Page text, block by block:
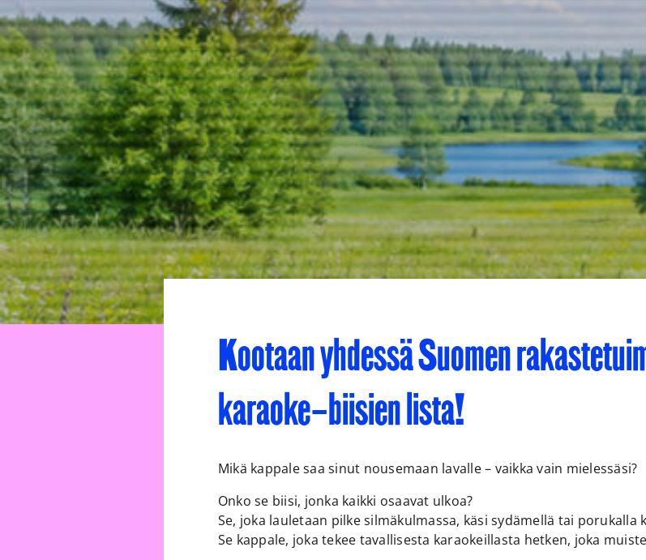
Kootaan yhdessä Suomen
karaoke‑biisien lista!
Mikä kappale saa sinut nousemaan lavalle – vaikka vain mielessäsi?
Onko se biisi, jonka kaikki osaavat ulkoa?
Se, joka lauletaan pilke silmäkulmassa, käsi sydämellä tai porukalla
Se kappale, joka tekee tavallisesta karaokeillasta hetken, joka